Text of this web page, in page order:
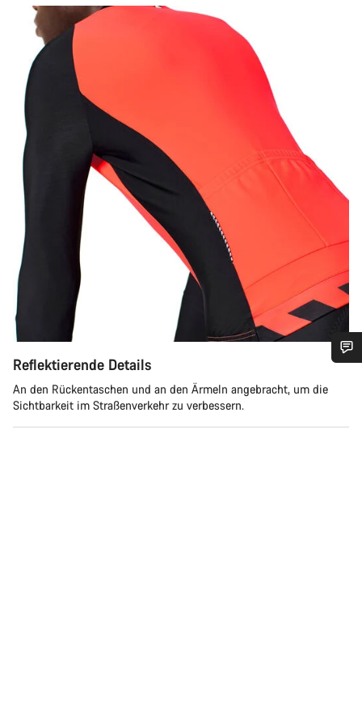
Reflektierende Details
An den Rückentaschen und an den Ärmeln angebracht, um die
Sichtbarkeit im Straßenverkehr zu verbessern.
Benötigst du Hilfe?